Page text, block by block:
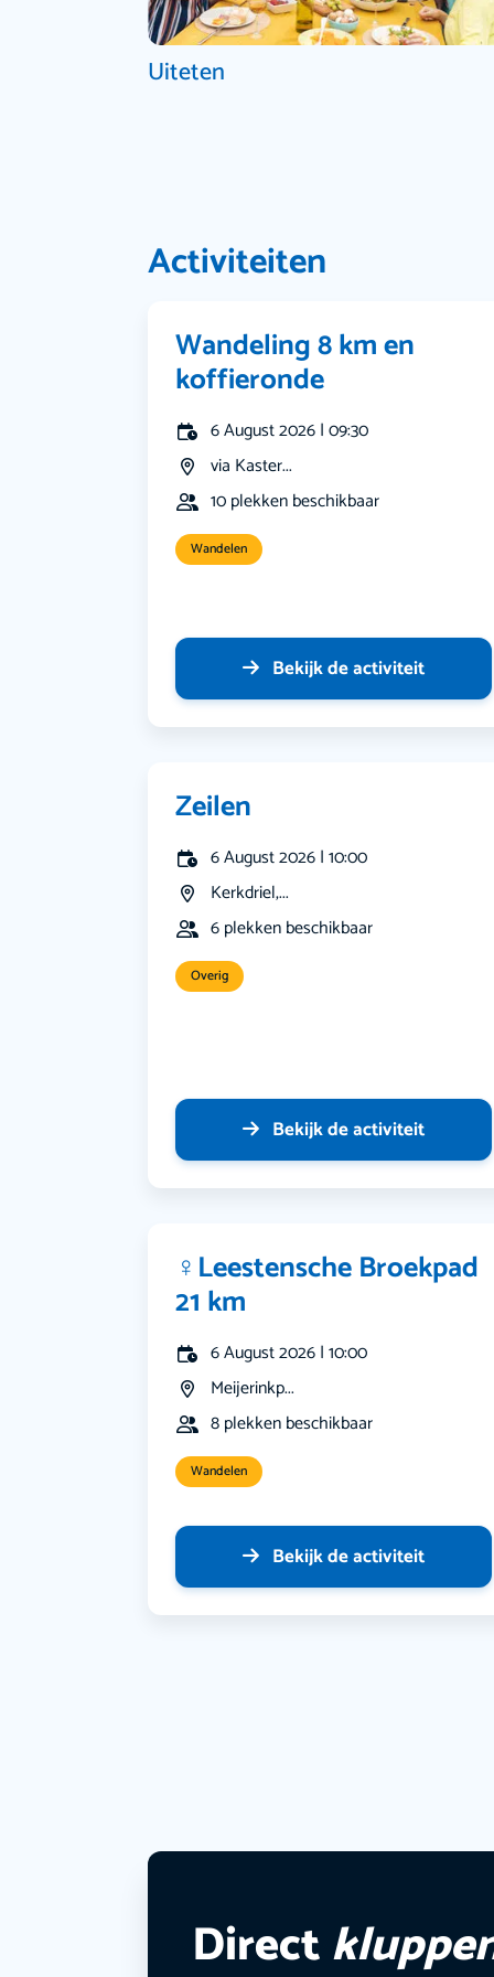
Uiteten
Activiteiten
Wandeling 8 km en
koffieronde
6 August 2026 | 09:30
via Kaster...
10 plekken beschikbaar
Wandelen
Bekijk de activiteit
Zeilen
6 August 2026 | 10:00
Kerkdriel,...
6 plekken beschikbaar
Overig
Bekijk de activiteit
‍♀️Leestensche Broekpad
21 km
6 August 2026 | 10:00
Meijerinkp...
8 plekken beschikbaar
Wandelen
Bekijk de activiteit
Direct